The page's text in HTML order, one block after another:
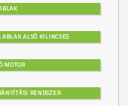
ALSÓ KILINCSES
MOTOR
RENDSZER